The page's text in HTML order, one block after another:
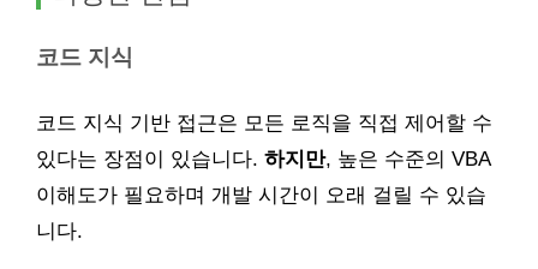
코드 지식
코드 지식 기반 접근은 모든 로직을 직접 제어할 수
있다는 장점이 있습니다. 하지만, 높은 수준의 VBA
이해도가 필요하며 개발 시간이 오래 걸릴 수 있습
니다.